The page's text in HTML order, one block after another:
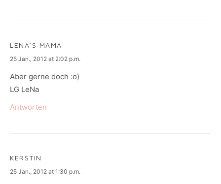
LENA´S MAMA
says:
25 Jan., 2012 at 2:02 p.m.
Aber gerne doch :o)
LG LeNa
Antworten
KERSTIN
says:
25 Jan., 2012 at 1:30 p.m.